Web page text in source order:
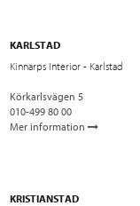
KARLSTAD
Kinnarps Interior - Karlstad
Körkarlsvägen 5
010-499 80 00
Mer information
KRISTIANSTAD